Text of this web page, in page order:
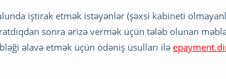
iştirak etmək istəyənlər (şəxsi kabineti
sonra ərizə vermək üçün tələb olunan
əlavə etmək üçün ödəniş üsulları ilə